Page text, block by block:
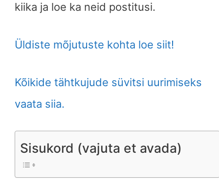
kiika ja loe ka neid postitusi.
Üldiste mõjutuste kohta loe siit!
Kõikide tähtkujude süvitsi uurimiseks
vaata siia.
Sisukord (vajuta et avada)